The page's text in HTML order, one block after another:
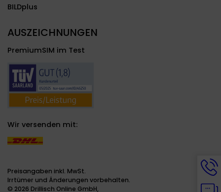
BILDplus
AUSZEICHNUNGEN
PremiumSIM im Test
Wir versenden mit:
Preisangaben inkl. MwSt.
Irrtümer und Änderungen vorbehalten.
© 2026 Drillisch Online GmbH,